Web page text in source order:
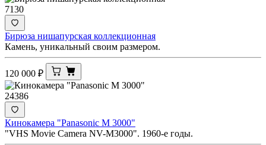
7130
Бирюза нишапурская коллекционная
Камень, уникальный своим размером.
120 000 ₽
24386
Кинокамера "Panasonic M 3000"
"VHS Movie Camera NV-M3000". 1960-е годы.